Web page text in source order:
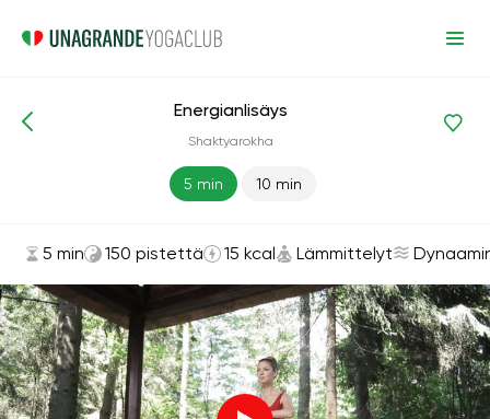
Asanat ja harjoitukset Lämmittelyt
Energianlisäys
Shaktyarokha
5 min 10 min
5 min 150 pistettä 15 kcal Lämmittelyt